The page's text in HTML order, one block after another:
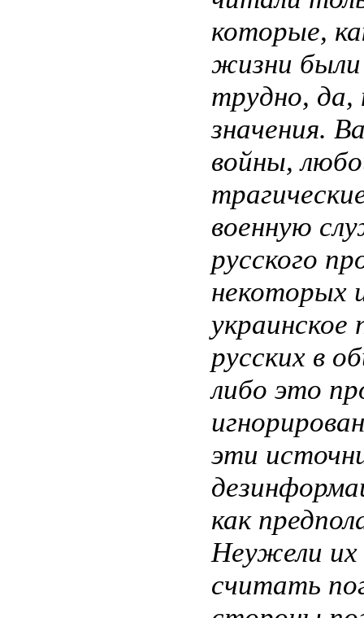
которые,
жизни были
трудно, да,
значения.
войны,
военную
русского
некоторых
украинское
русских в
либо это
эти
как
Неужели их
считать